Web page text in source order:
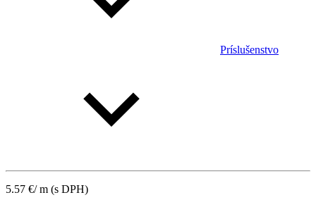
Príslušenstvo
5.57 €/ m (s DPH)